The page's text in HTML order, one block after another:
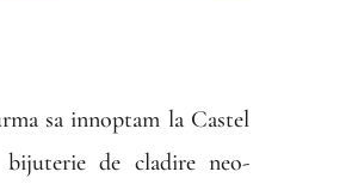
sa innoptam la Castel
de cladire neo-